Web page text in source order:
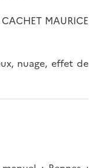
MAURICE
nuage, effet de